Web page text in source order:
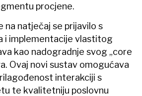
procjene.
na natječaj se prijavilo s
i implementacije vlastitog
kao nadogradnje svog „core
Ovaj novi sustav omogućava
interakciji s
te kvalitetniju poslovnu